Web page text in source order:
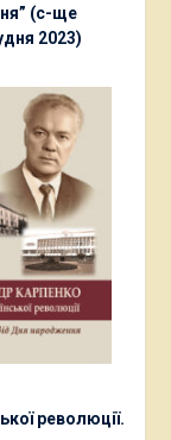
(с-ще
2023)
революції.